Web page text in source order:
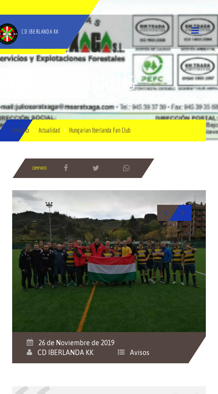
CD IBERLANDA KK
NOTICIAS
Inicio Actualidad Hungarian Iberlanda Fan Club
COMPARTE
26 de Noviembre de 2019
CD IBERLANDA KK
Avisos